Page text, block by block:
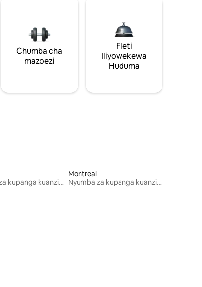
Chumba cha
mazoezi
Fleti
Iliyowekewa
Huduma
Nyumba za kupanga kuanzia mwezi mmoja
Montreal
Nyumba za kupanga kuanzia mwezi mmoja